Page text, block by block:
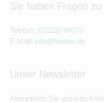
Sie haben Fragen
Telefon: (02222) 94070
E-Mail: info@bontax.de
Unser Newsletter
Abonnieren Sie unseren